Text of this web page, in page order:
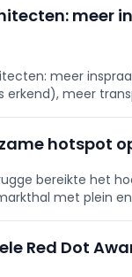
meer
meer
erkend), meer
hotspot
bereikte het
met plein
Red Dot